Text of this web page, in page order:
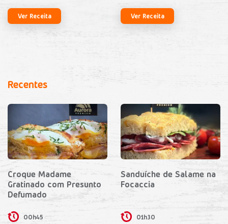
Ver Receita Ver Receita
Recentes
Croque Madame
Gratinado com Presunto
Defumado
00h45
Sanduíche de Salame na
Focaccia
01h30